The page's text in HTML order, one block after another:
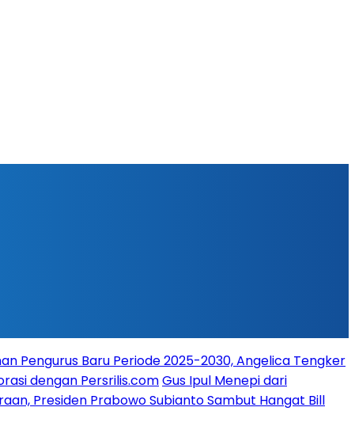
Pengurus Baru Periode 2025-2030, Angelica Tengker
dengan Persrilis.comGus Ipul Menepi dari
Presiden Prabowo Subianto Sambut Hangat Bill